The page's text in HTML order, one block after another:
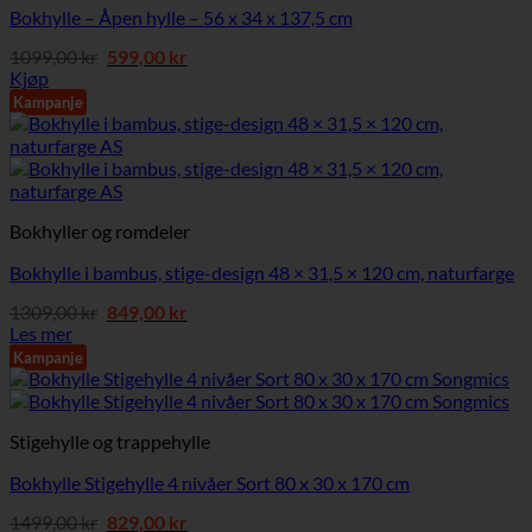
Bokhylle – Åpen hylle – 56 x 34 x 137,5 cm
1099,00kr Opprinnelig
pris
1099,00 kr.
599,00 krNåværende
pris
599,00 kr.
Kjøp
Kampanje
Bokhyller og romdeler
Bokhylle i bambus, stige-design 48 × 31,5 × 120 cm, naturfarge
1309,00kr Opprinnelig
pris
1309,00 kr.
849,00 krNåværende
pris
849,00 kr.
Les mer
Kampanje
Stigehylle og trappehylle
Bokhylle Stigehylle 4 nivåer Sort 80 x 30 x 170 cm
1499,00kr Opprinnelig
829,00 krNåværende